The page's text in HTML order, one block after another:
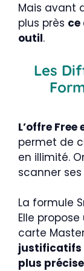
Mais avant
plus près ce
outil.
Les
L’offre
permet de
en illimité.
scanner
La formule
Elle
carte
justificatifs
plus précise